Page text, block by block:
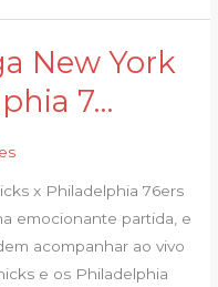
New York
7…
x Philadelphia 76ers
emocionante partida, e
acompanhar ao vivo
e os Philadelphia